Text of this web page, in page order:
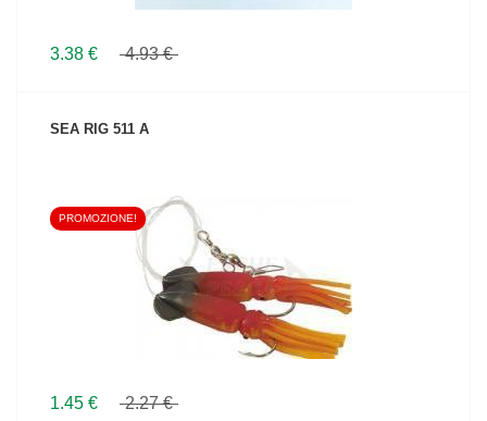
3.38 € 4.93 €
SEA RIG 511 A
VEDI IL PRODOTTO
PROMOZIONE!
1.45 € 2.27 €